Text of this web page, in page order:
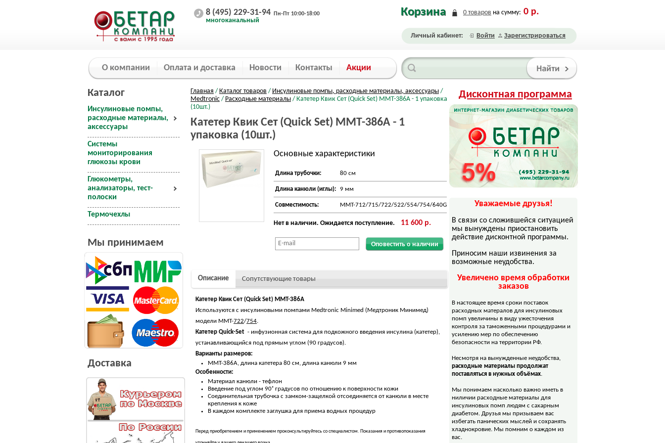
8 (495) 229-31-94
многоканальный
Пн-Пт 10:00-18:00 Корзина 0 товаров на сумму: 0 р.
Личный кабинет: Войти Зарегистрироваться
О компании Оплата и доставка Новости Контакты Акции
Каталог
Инсулиновые помпы,
расходные материалы,
аксессуары
Системы
мониторирования
глюкозы крови
Глюкометры,
анализаторы, тест-
полоски
Термочехлы
Мы принимаем
Доставка
Главная / Каталог товаров / Инсулиновые помпы, расходные материалы, аксессуары /
Medtronic / Расходные материалы / Катетер Квик Сет (Quick Set) ММТ-386А - 1 упаковка
(10шт.)
Катетер Квик Сет (Quick Set) ММТ-386А - 1
упаковка (10шт.)
Основные характеристики
Длина трубочки: 80 см
Длина канюли (иглы): 9 мм
Совместимость: ММТ-712/715/722/522/554/754/640G
Нет в наличии. Ожидается поступление. 11 600 р.
Оповестить о наличии
Описание Сопутствующие товары
Катетер Квик Сет (Quick Set) ММТ-386А
Используются с инсулиновыми помпами Medtronic Minimed (Медтроник Минимед)
модели ММТ-722/754.
Катетер Quick-Set - инфузионная система для подкожного введения инсулина (катетер),
устанавливающийся под прямым углом (90 градусов).
Варианты размеров:
ММТ-386А, длина катетера 80 см, длина канюли 9 мм
Особенности:
Материал канюли - тефлон
Введение под углом 90˚ градусов по отношению к поверхности кожи
Соединительная трубочка с замком-защелкой отсоединяется от канюли в месте
крепления к коже
В каждом комплекте заглушка для приема водных процедур
Перед приобретением и применением проконсультируйтесь со специалистом. Показания и противопоказания
Дисконтная программа
Уважаемые друзья!
В связи со сложившейся ситуацией
мы вынуждены приостановить
действие дисконтной программы.
Приносим наши извинения за
возможные неудобства.
Увеличено время обработки
заказов
В настоящее время сроки поставок
расходных матералов для инсулиновых
помп увеличины в виду ужесточения
контроля за таможенными процедурами и
усилению мер по обеспечению
безопасности на территории РФ.
Несмотря на вынужденные неудобства,
расходные материалы продолжат
поставляться в нужных объёмах.
Мы понимаем насколько важно иметь в
ниличии расходные материалы для
инсулиновых помп людям с сахарным
диабетом. Друзья мы призываем вас
избегать панических мыслей и сохранять
хладнокровие. Мы помним о каждом из
вас.